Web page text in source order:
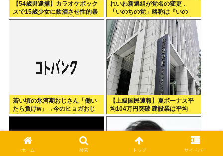
【54歳男逮捕】カラオケボック
スで15歳少女に飲酒させ性的暴
行 スマホで撮影か 千葉
れいわ新選組が党名の変更 、
「いのちの党」略称は『いの
ち』 SNSではTIM・ゴルゴ松本
に言及「ゴルゴ出馬確定」「党
首は決まり」
若い頃の氷河期おじさん「働い
たら負けw」→今のヒョガおじ
「惣菜たけぇよ..」 自業自得で
【上級国民速報】夏ボーナス平
均104万円突破 建設業は平均
200万円超 なお対象は大手163
社93万人、全就業者の1%強
ホーム 検索 トップ サイドバー